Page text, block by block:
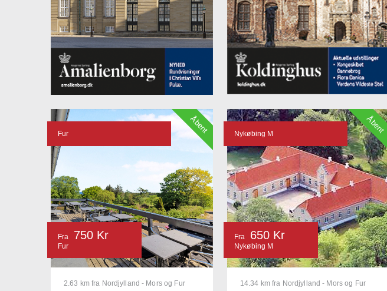
2.63 km fra Nordjylland - Mors og Fur
Fur
Fra 750 Kr
Fur
Åbent
14.34 km fra Nordjylland - Mors og Fur
Nykøbing M
Fra 650 Kr
Nykøbing M
Åbent